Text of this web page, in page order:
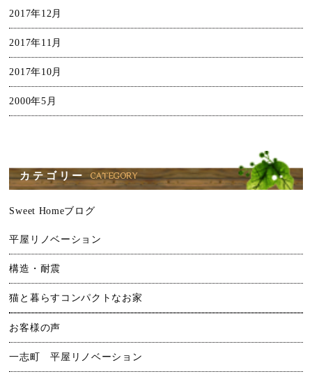
2017年12月
2017年11月
2017年10月
2000年5月
カテゴリー
Sweet Homeブログ
平屋リノベーション
構造・耐震
猫と暮らすコンパクトなお家
お客様の声
一志町 平屋リノベーション